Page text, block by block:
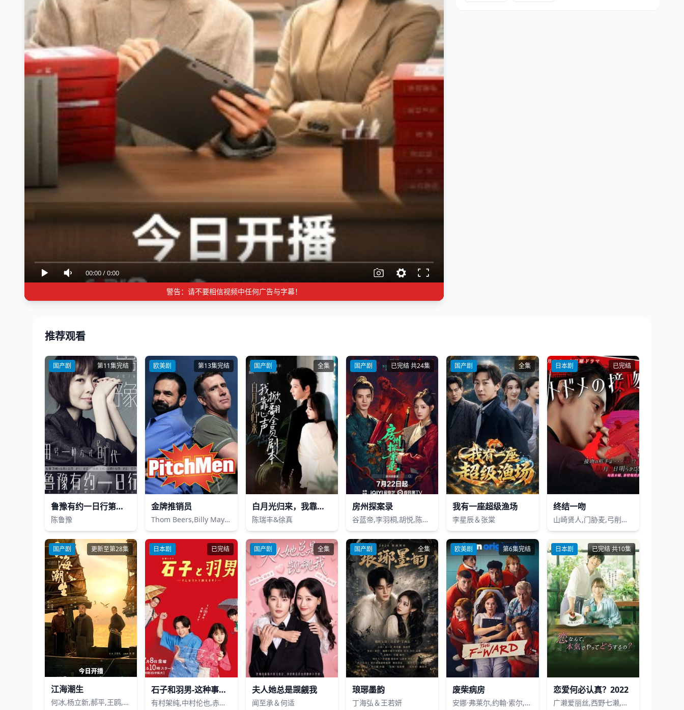
00:00/0:00
警告：请不要相信视频中任何广告与字幕！
推荐观看
国产剧 第11集完结
鲁豫有约一日行第五季
陈鲁豫
欧美剧 第13集完结
金牌推销员
Thom Beers,Billy Mays,Anthony Sullivan
国产剧 全集
白月光归来，我靠心声掀翻全员剧本
陈瑞丰&徐真
国产剧 已完结 共24集
房州探案录
谷蓝帝,李羽桐,胡悦,陈叶玲,周恒远
国产剧 全集
我有一座超级渔场
李星辰＆张棠
日本剧 已完结
终结一吻
山崎贤人,门胁麦,弓削智久,新田真剑佑,新木优子,佐野勇斗,光石研,菅田将晖,冈田义德,志尊淳,奥贯薰,山田明乡,高桥瞳,小市慢太郎,宫泽冰鱼,堀田茜,唐田英里佳,山本亚依
国产剧 更新至第28集
江海潮生
何冰,杨立新,郝平,王鸥,海一天,黑子,谭洋,焦刚,丁柳元,焉栩嘉,陈乔恩,刘佳,毕彦君,董勇,沈保平,何中华,刘向京,仁龙,周征波,李佳宁,张喜前,臧金生,徐僧,王建新,张风,刘蕾,侯析焱,秦天宇,辛鹏
日本剧 已完结
石子和羽男-这种事情也好告吗？-
有村架纯,中村伦也,赤楚卫二,佐田雅志
国产剧 全集
夫人她总是觊觎我
闻至承＆何适
国产剧 全集
琅琊墨韵
丁海弘＆王若妍
欧美剧 第6集完结
废柴病房
安娜·弗莱尔,约翰·索尔,Lola Bond
日本剧 已完结 共10集
恋爱何必认真？2022
广濑爱丽丝,西野七濑,藤木直人,松村北斗